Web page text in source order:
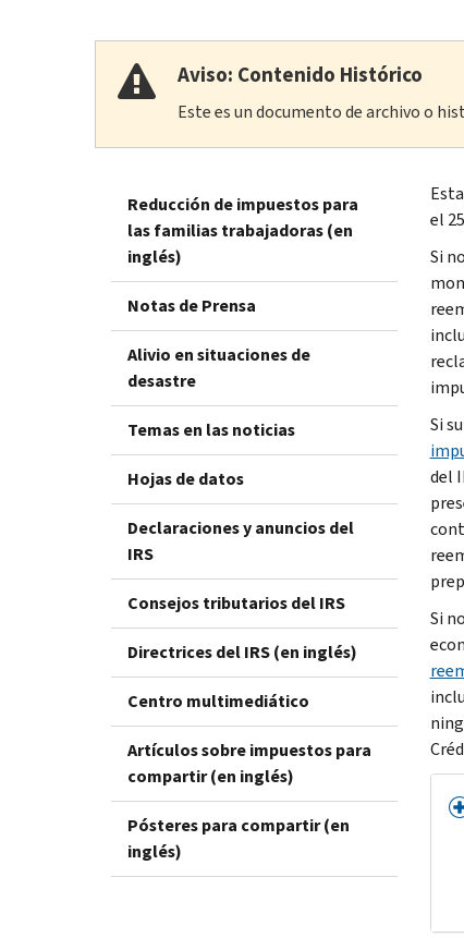
Aviso: Contenido Histórico
Este es un documento de archivo o
Reducción de impuestos para
las familias trabajadoras (en
inglés)
Notas de Prensa
Alivio en situaciones de
desastre
Temas en las noticias
Hojas de datos
Declaraciones y anuncios del
IRS
Consejos tributarios del IRS
Directrices del IRS (en inglés)
Centro multimediático
Artículos sobre impuestos para
compartir (en inglés)
Pósteres para compartir (en
inglés)
el
Si
Si
del
Si